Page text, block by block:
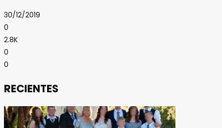
30/12/2019
0
2.8K
0
0
RECIENTES